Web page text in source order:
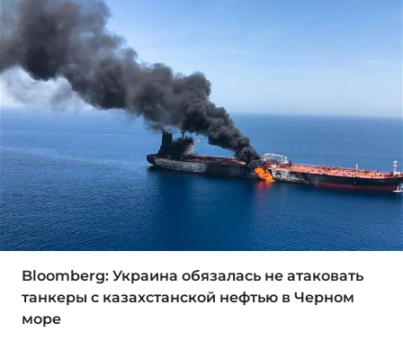
Bloomberg: Украина обязалась не атаковать
танкеры с казахстанской нефтью в Черном
море